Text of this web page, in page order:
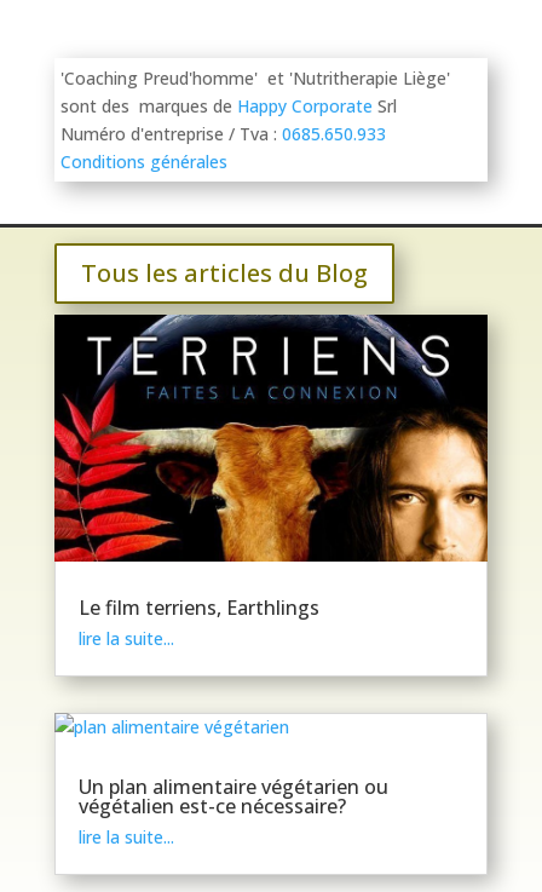
'Coaching Preud'homme' et 'Nutritherapie Liège'
sont des marques de Happy Corporate Srl
Numéro d'entreprise / Tva : 0685.650.933
Conditions générales
Tous les articles du Blog
Le film terriens, Earthlings
lire la suite...
Un plan alimentaire végétarien ou
végétalien est-ce nécessaire?
lire la suite...